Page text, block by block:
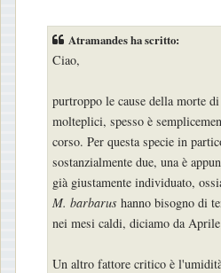
Atramandes ha scritto:
Ciao,
purtroppo le cause della morte
molteplici, spesso è
corso. Per questa specie in
sostanzialmente due, una è
già giustamente individuato,
M. barbarus hanno bisogno di
nei mesi caldi, diciamo da
Un altro fattore critico è